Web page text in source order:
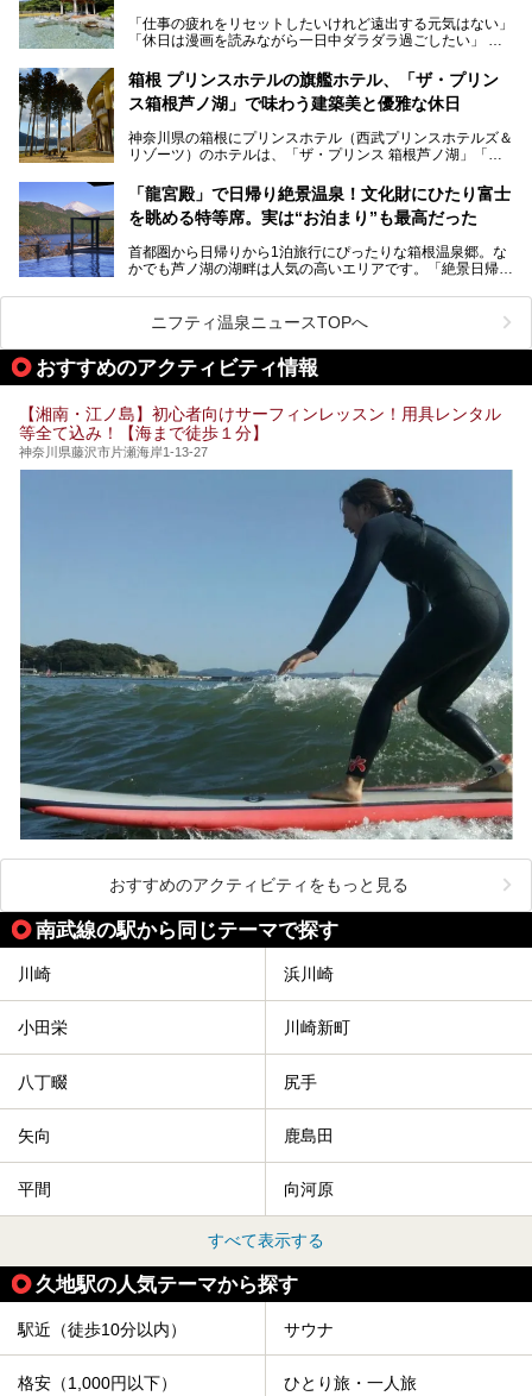
今回は、そんな大注目の施設に一足先にお邪魔し、その全貌
を見学させていただきました！
サウナ室の中に咲き誇る桜、魚たちが泳ぐ水風呂、そしてバ
リのビーチを思わせる休憩スペース…。驚きの連続だった館
内の様子をレポートします！
「仕事の疲れをリセットしたいけれど遠出する元気はない」
「休日は漫画を読みながら一日中ダラダラ過ごしたい」
たい」
そんな「癒やされたい」という願いを叶えてくれるのが、神
神奈川県には、サウナや岩盤浴、一日中遊べるエンタメ施設
など、“非日常”を味わえるスーパー銭湯が数多く揃っていま
う」という人も多いはず。
そこで今回は、神奈川県内の人気施設26選を「安さ」「岩
業」「駅近」など、目的別に厳選して紹介します。
今の気分にぴったりの施設を見つけて、最高のリフレッシュ
箱根 プリンスホテルの旗艦ホテル、「ザ・プリン
ス箱根芦ノ湖」で味わう建築美と優雅な休日
神奈川県の箱根にプリンスホテル（西武プリンスホテルズ＆
リゾーツ）のホテルは、「ザ・プリンス 箱根芦ノ湖」「芦
「箱根仙石原プリンスホテル」と4軒あり、今回ご紹介する
「ザ・プリンス 箱根芦ノ湖」は、その中でもフラッグシッ
プ（旗艦）に位置づけられる特別なホテルです。
昭和の日本を代表する建築家の一人、村野藤吾が芦ノ湖の畔
に建てた桃源郷のようなホテルがここ。自家源泉の温泉や、
提供元：株式会社西武・プリンスホテルズワールドワイド
【PR】
この記事はザ・プリンス 箱根芦ノ湖のPR記事です。
「龍宮殿」で日帰り絶景温泉！文化財にひたり富士
を眺める特等席。実は“お泊まり”も最高だった
首都圏から日帰りから1泊旅行にぴったりな箱根温泉郷。な
かでも芦ノ湖の湖畔は人気の高いエリアです。「絶景日帰り
が楽しめるまさに眺望自慢の日帰り温泉。
そしてここは全24室の「箱根 芦ノ湖畔蛸川温泉 龍宮殿」と
して宿泊もできます。宿泊者は「龍宮殿本館」の営業時間に
加えて、朝6時からの宿泊者専用時間帯にも「龍宮殿本館」
のお風呂が利用できます。
今回は日帰り温泉としての「絶景日帰り温泉 龍宮殿本館
（以下、龍宮殿本館）」と、旅館としての「箱根 芦ノ湖畔
蛸川温泉 龍宮殿（以下、龍宮殿）」の両方の魅力をたっぷ
りお伝えします！
ここは箱根神社、九頭龍神社、白龍神社、箱根元宮と箱根の
4つの神社に囲まれたパワースポットです。
提供元：株式会社西武・プリンスホテルズワールドワイド
この記事は箱根 芦ノ湖畔蛸川温泉 龍宮殿のPR記事です。
ニフティ温泉ニュースTOPへ
おすすめのアクティビティ情報
【湘南・江ノ島】初心者向けサーフィンレッスン！用具レンタル
等全て込み！【海まで徒歩１分】
神奈川県藤沢市片瀬海岸1-13-27
おすすめのアクティビティをもっと見る
南武線の駅から同じテーマで探す
川崎 浜川崎
小田栄 川崎新町
八丁畷 尻手
矢向 鹿島田
平間 向河原
すべて表示する
久地駅の人気テーマから探す
駅近（徒歩10分以内） サウナ
格安（1,000円以下） ひとり旅・一人旅